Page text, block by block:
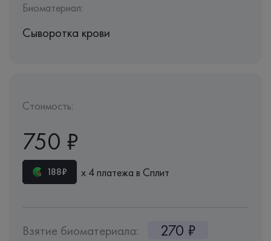
Биоматериал:
Сыворотка крови
Стоимость:
750 ₽
188₽ х 4 платежа в Сплит
Взятие биоматериала: 270 ₽